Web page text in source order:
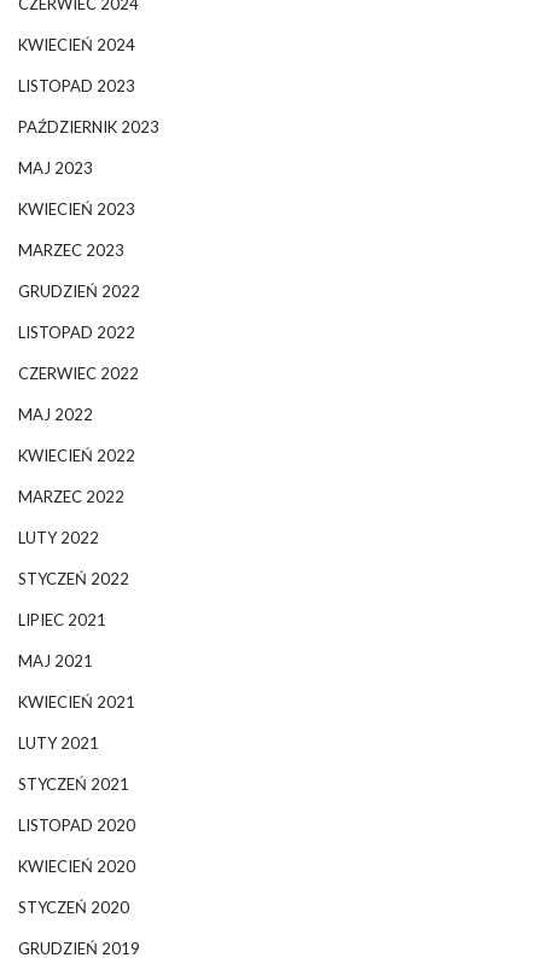
KWIECIEŃ 2024
LISTOPAD 2023
PAŹDZIERNIK 2023
MAJ 2023
KWIECIEŃ 2023
MARZEC 2023
GRUDZIEŃ 2022
LISTOPAD 2022
CZERWIEC 2022
MAJ 2022
KWIECIEŃ 2022
MARZEC 2022
LUTY 2022
STYCZEŃ 2022
LIPIEC 2021
MAJ 2021
KWIECIEŃ 2021
LUTY 2021
STYCZEŃ 2021
LISTOPAD 2020
KWIECIEŃ 2020
STYCZEŃ 2020
GRUDZIEŃ 2019